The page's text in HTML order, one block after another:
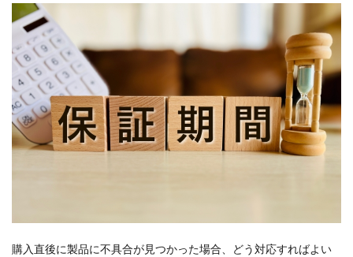
購入直後に製品に不具合が見つかった場合、どう対応すればよい